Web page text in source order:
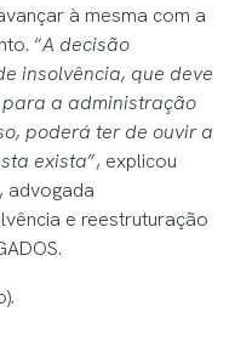
à mesma com a
“A decisão
insolvência, que deve
para a administração
poderá ter de ouvir a
exista”, explicou
, advogada
e reestruturação